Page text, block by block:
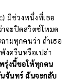
มีช่วงหนึ่งที่เธอ
จะปิดสวิตช์โหมด
ามทุกคนว่า ถ้าเธอ
งครืนหรือเปล่า
รุ่งนี้ขอให้ทุกคน
จันทร์ ฉันจะกลับ